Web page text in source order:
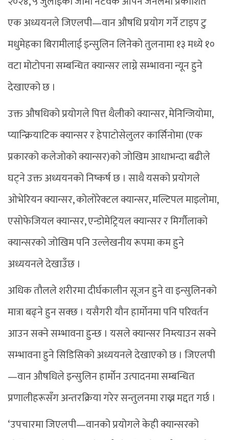
एक अध्ययनले जिएलपी—वान औषधि प्रयोग गर्ने टाइप टु
मधुमेहका बिरामीलाई इन्सुलिन लिनेको तुलनामा १३ मध्ये १०
वटा मोटोपना सम्बन्धित क्यान्सर लाग्ने सम्भावना न्यून हुने
देखाएको छ ।
उक्त औषधिको प्रयोगले पित्त थैलीको क्यान्सर, मेनिन्जियोमा,
प्यान्क्रियाटिक क्यान्सर र हेपाटोसेलुलर कार्सिनोमा (एक
प्रकारको कलेजोको क्यान्सर)को जोखिम आधाभन्दा बढीले
घट्ने उक्त अध्ययनको निष्कर्ष छ । साथै यसको प्रयोगले
ओभेरियन क्यान्सर, कोलोरेक्टल क्यान्सर, मल्टिपल माइलोमा,
एसोफेजियल क्यान्सर, एन्डोमेट्रियल क्यान्सर र मिर्गौलाको
क्यान्सरको जोखिम पनि उल्लेखनीय रूपमा कम हुने
अध्ययनले देखाउँछ ।
अधिक तौलले शरीरमा दीर्घकालीन सूजन हुने वा इन्सुलिनको
मात्रा बढ्ने हुन सक्छ । यसैगरी यौन हार्मोनमा पनि परिवर्तन
आउन सक्ने सम्भावना हुन्छ । यसले क्यान्सर निम्त्याउन सक्ने
सम्भावना हुने सिडिसिको अध्ययनले देखाएको छ । जिएलपी
—वान औषधिले इन्सुलिन हार्मोन उत्पादनमा सम्बन्धित
प्रणालीहरूसँग अन्तरक्रिया गरेर सन्तुलनमा राख्न मद्दत गर्छ ।
‘उपचारमा जिएलपी—वानको प्रयोगले केही क्यान्सरको